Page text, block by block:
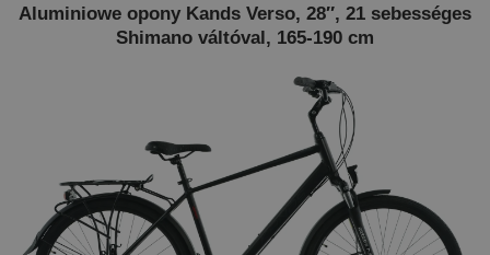
Aluminiowe opony Kands Verso, 28″, 21 sebességes
Shimano váltóval, 165-190 cm